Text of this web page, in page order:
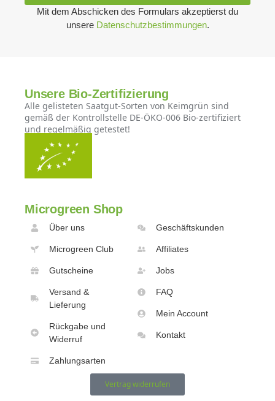
Mit dem Abschicken des Formulars akzeptierst du
unsere Datenschutzbestimmungen.
Unsere Bio-Zertifizierung
Alle gelisteten Saatgut-Sorten von Keimgrün sind
gemäß der Kontrollstelle DE-ÖKO-006 Bio-zertifiziert
und regelmäßig getestet!
Microgreen Shop
Über uns
Microgreen Club
Gutscheine
Versand &
Lieferung
Rückgabe und
Widerruf
Zahlungsarten
Geschäftskunden
Affiliates
Jobs
FAQ
Mein Account
Kontakt
Vertrag widerrufen